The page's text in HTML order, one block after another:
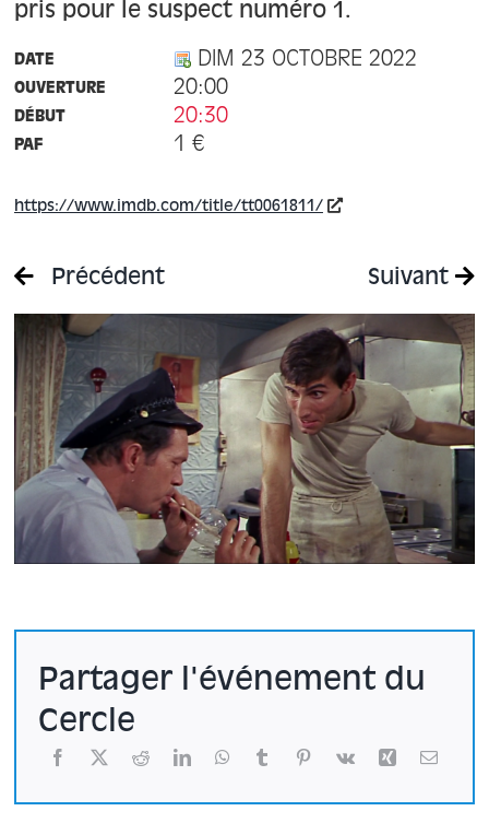
pris pour le suspect numéro 1.
DATE DIM 23 OCTOBRE 2022
OUVERTURE 20:00
DÉBUT 20:30
PAF 1 €
https://www.imdb.com/title/tt0061811/
Précédent Suivant
Partager l'événement du
Cercle